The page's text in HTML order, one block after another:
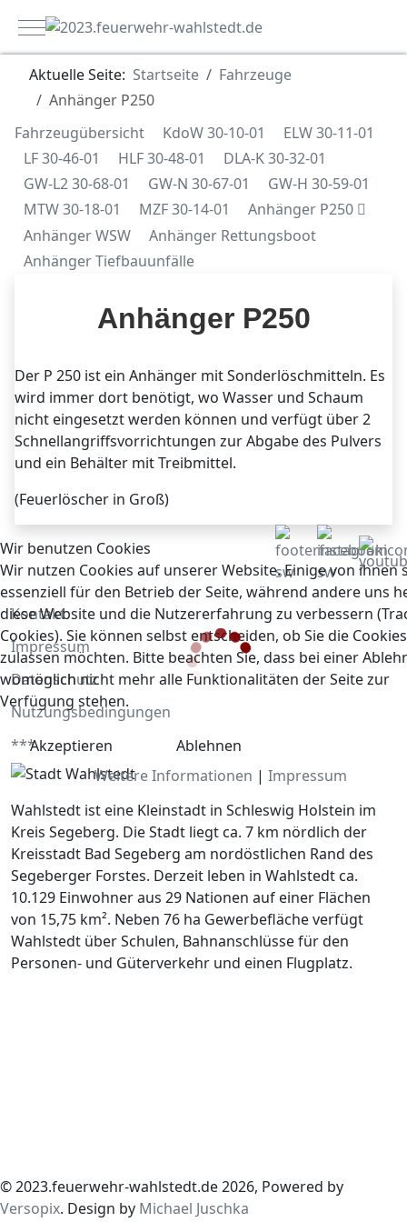
Mobile Menu Toggle
Aktuelle Seite: Startseite
Fahrzeuge
Anhänger P250
Fahrzeugübersicht
KdoW 30-10-01
ELW 30-11-01
LF 30-46-01
HLF 30-48-01
DLA-K 30-32-01
GW-L2 30-68-01
GW-N 30-67-01
GW-H 30-59-01
MTW 30-18-01
MZF 30-14-01
Anhänger P250
Anhänger WSW
Anhänger Rettungsboot
Anhänger Tiefbauunfälle
Anhänger P250
Der P 250 ist ein Anhänger mit Sonderlöschmitteln. Es
wird immer dort benötigt, wo Wasser und Schaum
nicht eingesetzt werden können und verfügt über 2
Schnellangriffsvorrichtungen zur Abgabe des Pulvers
und ein Behälter mit Treibmittel.
(Feuerlöscher in Groß)
Kontakt
Impressum
Datenschutz
Nutzungsbedingungen
***
Wahlstedt ist eine Kleinstadt in Schleswig Holstein im
Kreis Segeberg. Die Stadt liegt ca. 7 km nördlich der
Kreisstadt Bad Segeberg am nordöstlichen Rand des
Segeberger Forstes. Derzeit leben in Wahlstedt ca.
10.129 Einwohner aus 29 Nationen auf einer Flächen
von 15,75 km². Neben 76 ha Gewerbefläche verfügt
Wahlstedt über Schulen, Bahnanschlüsse für den
Personen- und Güterverkehr und einen Flugplatz.
© 2023.feuerwehr-wahlstedt.de 2026, Powered by
Versopix. Design by Michael Juschka
Wir benutzen Cookies
Wir nutzen Cookies auf unserer Website. Einige von ihnen
essenziell für den Betrieb der Seite, während andere uns
diese Website und die Nutzererfahrung zu verbessern
Cookies). Sie können selbst entscheiden, ob Sie die Cookies
zulassen möchten. Bitte beachten Sie, dass bei einer
womöglich nicht mehr alle Funktionalitäten der Seite zur
Verfügung stehen.
Akzeptieren
Ablehnen
Weitere Informationen | Impressum